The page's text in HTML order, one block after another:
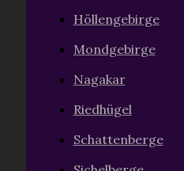
Höllengebirge
Mondgebirge
Nagakar
Riedhügel
Schattenberge